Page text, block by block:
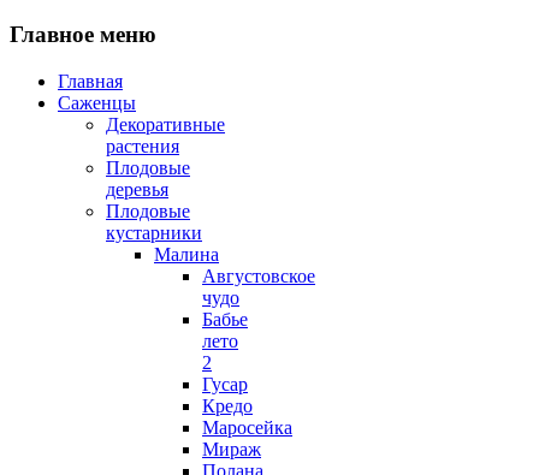
Главное меню
Главная
Саженцы
Декоративные
растения
Плодовые
деревья
Плодовые
кустарники
Малина
Августовское
чудо
Бабье
лето
2
Гусар
Кредо
Маросейка
Мираж
Полана